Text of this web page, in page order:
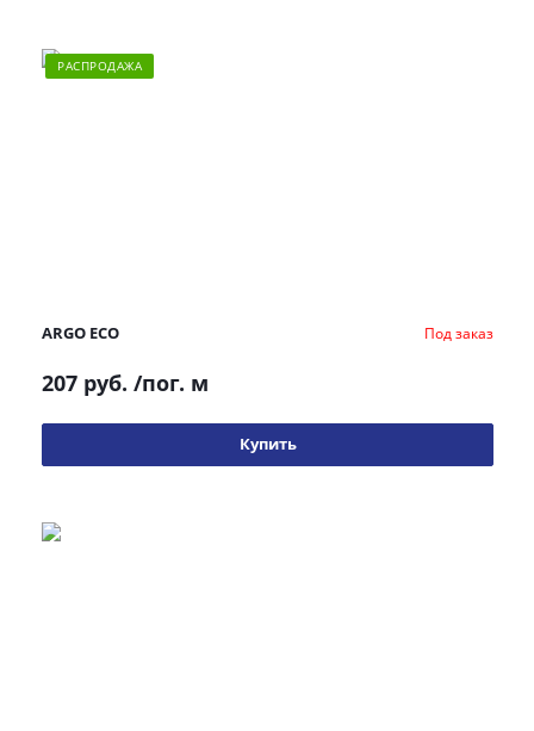
РАСПРОДАЖА
ARGO ECO Под заказ
207 руб. /пог. м
Купить